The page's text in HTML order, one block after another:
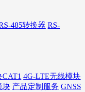
485转换器 RS-
4G-LTE无线模块
块 产品定制服务 GNSS